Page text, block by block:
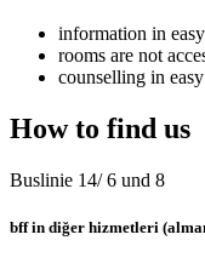
information in
rooms are not
counselling in
How to find us
Buslinie 14/ 6 und 8
bff in diğer hizmetleri